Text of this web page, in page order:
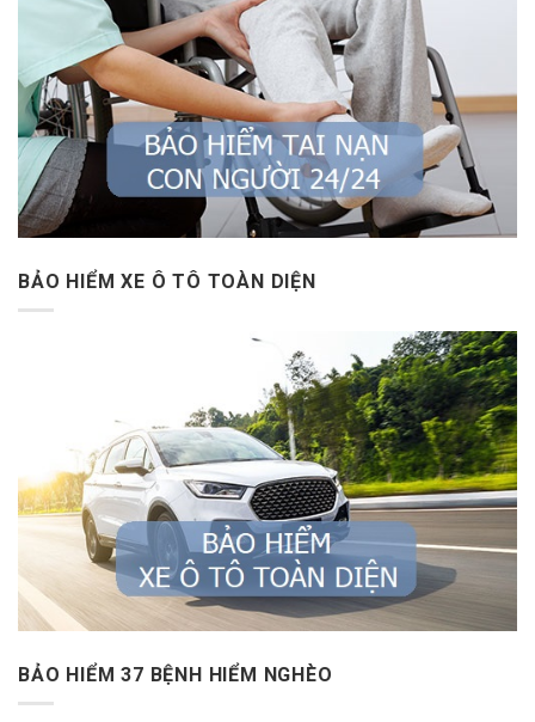
BẢO HIỂM XE Ô TÔ TOÀN DIỆN
BẢO HIỂM 37 BỆNH HIỂM NGHÈO